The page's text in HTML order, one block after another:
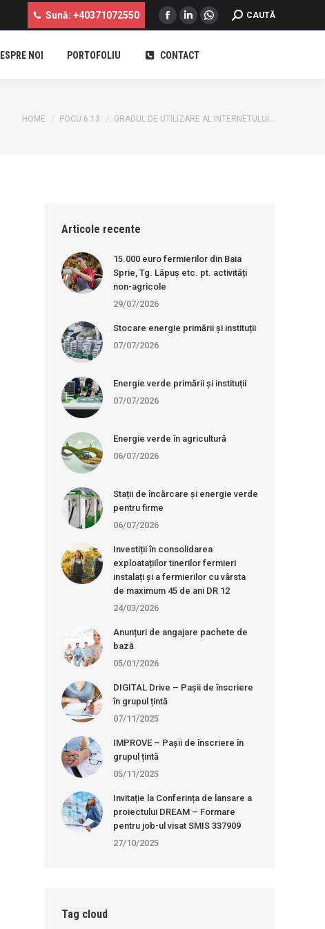
Sună: +40371072550
Facebook
opens
window
Linkedin
opens
window
Whatsapp
window
SEARCH:
CAUTĂ
NOI PORTOFOLIU CONTACT
You are here:
HOME POCU 6.13 GRADUL DE UTILIZARE AL INTERNETULUI…
Articole recente
15.000 euro fermierilor din Baia
Sprie, Tg. Lăpuș etc. pt. activități
non-agricole
29/07/2026
Stocare energie primării și instituții
07/07/2026
Energie verde primării și instituții
07/07/2026
Energie verde în agricultură
06/07/2026
Stații de încărcare și energie verde
pentru firme
06/07/2026
Investiții în consolidarea
exploatațiilor tinerilor fermieri
instalați și a fermierilor cu vârsta
de maximum 45 de ani DR 12
24/03/2026
Anunțuri de angajare pachete de
bază
05/01/2026
DIGITAL Drive – Pașii de înscriere
în grupul țintă
07/11/2025
IMPROVE – Pașii de înscriere în
grupul țintă
05/11/2025
Invitație la Conferința de lansare a
proiectului DREAM – Formare
pentru job-ul visat SMIS 337909
27/10/2025
Tag cloud